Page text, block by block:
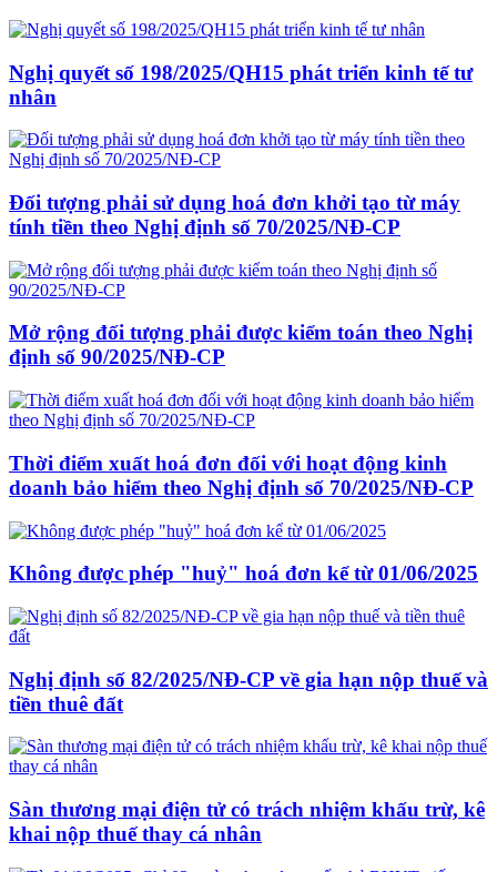
Nghị quyết số 198/2025/QH15 phát triển kinh tế tư
nhân
Đối tượng phải sử dụng hoá đơn khởi tạo từ máy
tính tiền theo Nghị định số 70/2025/NĐ-CP
Mở rộng đối tượng phải được kiểm toán theo Nghị
định số 90/2025/NĐ-CP
Thời điểm xuất hoá đơn đối với hoạt động kinh
doanh bảo hiểm theo Nghị định số 70/2025/NĐ-CP
Không được phép "huỷ" hoá đơn kể từ 01/06/2025
Nghị định số 82/2025/NĐ-CP về gia hạn nộp thuế và
tiền thuê đất
Sàn thương mại điện tử có trách nhiệm khấu trừ, kê
khai nộp thuế thay cá nhân